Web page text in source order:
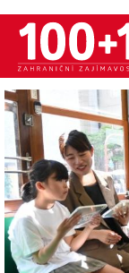
Přejít
hlavnímu
obsahu
Image